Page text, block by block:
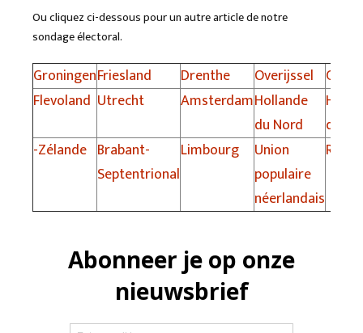
Ou cliquez ci-dessous pour un autre article de notre
sondage électoral.
GroningenFriesland Drenthe Overijssel
Flevoland Utrecht AmsterdamHollande
du Nord
du
-Zélande Brabant-
Septentrional
Limbourg
Union
populaire
néerlandais